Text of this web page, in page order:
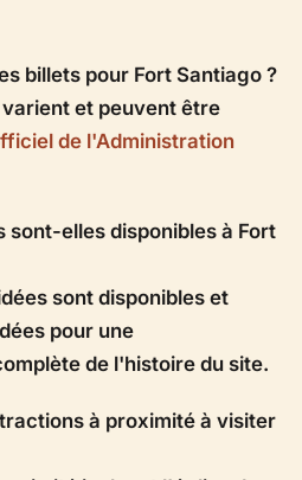
billets pour Fort Santiago ?
varient et peuvent être
de l'Administration
sont-elles disponibles à Fort
sont disponibles et
pour une
de l'histoire du site.
à proximité à visiter